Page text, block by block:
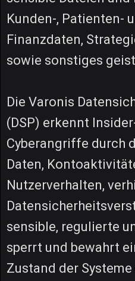
Kunden-, Patienten-
Finanzdaten,
sowie sonstiges
Die Varonis
(DSP) erkennt
Cyberangriffe durch
Daten,
Nutzerverhalten,
sensible, regulierte
sperrt und bewahrt
Zustand der